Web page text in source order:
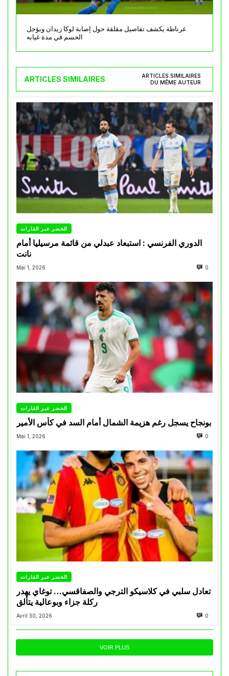
غرناطة يكشف تفاصيل مقلقة حول إصابة لوكا زيدان ويؤجل
الحسم في مدة غيابه
ARTICLES SIMILAIRES
ARTICLES SIMILAIRES
DU MÊME AUTEUR
الخضر عبر القارات
الدوري الفرنسي : استبعاد عبدلي من قائمة مرسيليا أمام
نانت
Mai 1, 2026 0
الخضر عبر القارات
بونجاح يسجل رغم هزيمة الشمال أمام السد في كأس الأمير
Mai 1, 2026 0
الخضر عبر القارات
تعادل سلبي في كلاسيكو الترجي والصفاقسي… توغاي يهدر
ركلة جزاء وبوعالية يتألق
Avril 30, 2026 0
VOIR PLUS